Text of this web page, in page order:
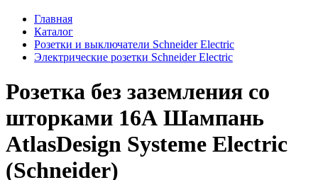
Главная
Каталог
Розетки и выключатели Schneider Electric
Электрические розетки Schneider Electric
Розетка без заземления со
шторками 16А Шампань
AtlasDesign Systeme Electric
(Schneider)